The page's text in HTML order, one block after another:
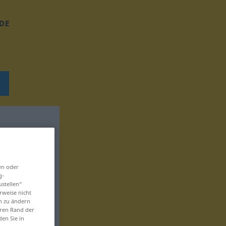
DE
oder
nicht
zu ändern
Rand der
Sie in